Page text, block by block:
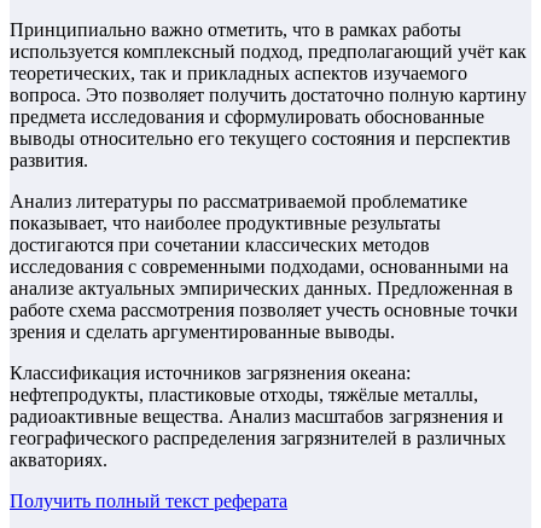
Принципиально важно отметить, что в рамках работы
используется комплексный подход, предполагающий учёт как
теоретических, так и прикладных аспектов изучаемого
вопроса. Это позволяет получить достаточно полную картину
предмета исследования и сформулировать обоснованные
выводы относительно его текущего состояния и перспектив
развития.
Анализ литературы по рассматриваемой проблематике
показывает, что наиболее продуктивные результаты
достигаются при сочетании классических методов
исследования с современными подходами, основанными на
анализе актуальных эмпирических данных. Предложенная в
работе схема рассмотрения позволяет учесть основные точки
зрения и сделать аргументированные выводы.
Классификация источников загрязнения океана:
нефтепродукты, пластиковые отходы, тяжёлые металлы,
радиоактивные вещества. Анализ масштабов загрязнения и
географического распределения загрязнителей в различных
акваториях.
Получить полный текст реферата